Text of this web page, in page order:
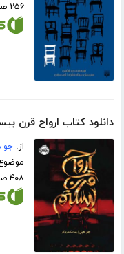
۲۵۶ صفحه
دانلود کتاب ارواح قرن
از:جو
۴۰۸ صفحه